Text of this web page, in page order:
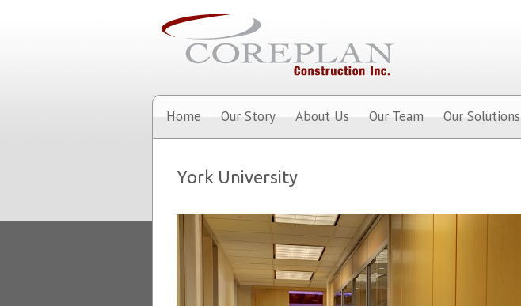
Home Our Story About Us Our Team Our Solutions
York University